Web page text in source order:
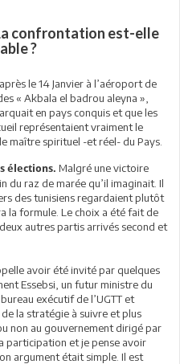
confrontation est-elle
?
le 14 Janvier à l’aéroport de
« Akbala el badrou aleyna »,
en pays conquis et que les
représentaient vraiment le
maître spirituel -et réel- du Pays.
élections. Malgré une victoire
du raz de marée qu’il imaginait. Il
des tunisiens regardaient plutôt
la formule. Le choix a été fait de
autres partis arrivés second et
avoir été invité par quelques
Essebsi, un futur ministre du
exécutif de l’UGTT et
la stratégie à suivre et plus
non au gouvernement dirigé par
participation et je pense avoir
argument était simple. Il est